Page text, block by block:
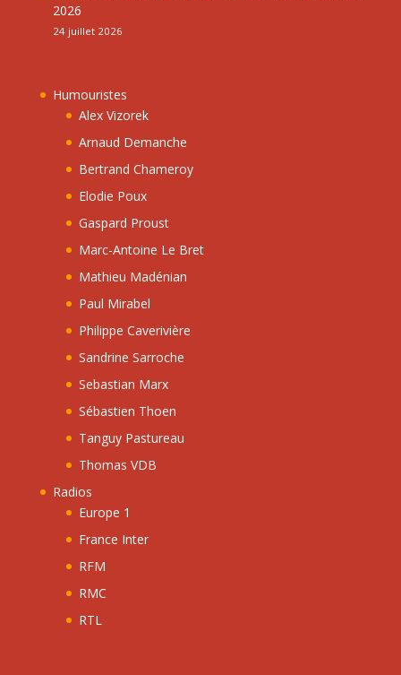
2026
24 juillet 2026
Humouristes
Alex Vizorek
Arnaud Demanche
Bertrand Chameroy
Elodie Poux
Gaspard Proust
Marc-Antoine Le Bret
Mathieu Madénian
Paul Mirabel
Philippe Caverivière
Sandrine Sarroche
Sebastian Marx
Sébastien Thoen
Tanguy Pastureau
Thomas VDB
Radios
Europe 1
France Inter
RFM
RMC
RTL